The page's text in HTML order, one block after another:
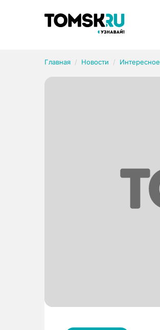
Главная Новости Интересное
Рубрики